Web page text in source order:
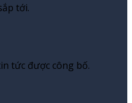
tới.
tức được công bố.